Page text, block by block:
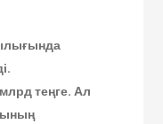
теңге. Ал